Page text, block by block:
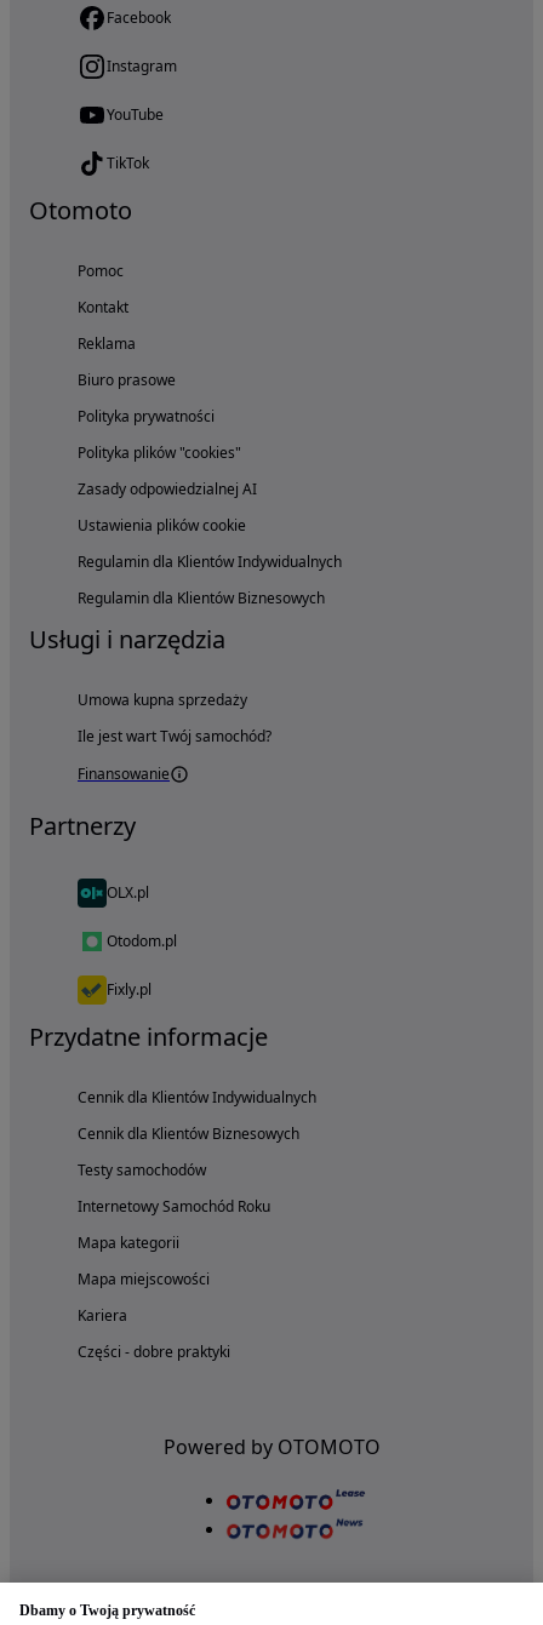
Facebook
Instagram
YouTube
TikTok
Otomoto
Pomoc
Kontakt
Reklama
Biuro prasowe
Polityka prywatności
Polityka plików "cookies"
Zasady odpowiedzialnej AI
Ustawienia plików cookie
Regulamin dla Klientów Indywidualnych
Regulamin dla Klientów Biznesowych
Usługi i narzędzia
Umowa kupna sprzedaży
Ile jest wart Twój samochód?
Finansowanie
Partnerzy
OLX.pl
Otodom.pl
Fixly.pl
Przydatne informacje
Cennik dla Klientów Indywidualnych
Cennik dla Klientów Biznesowych
Testy samochodów
Internetowy Samochód Roku
Mapa kategorii
Mapa miejscowości
Kariera
Części - dobre praktyki
Powered by OTOMOTO
Dbamy o Twoją prywatność